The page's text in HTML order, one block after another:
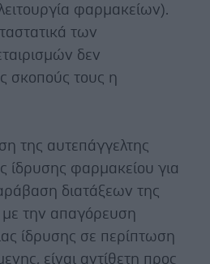
φαρμακείων).
των
δεν
σκοπούς τους η
της αυτεπάγγελτης
ίδρυσης φαρμακείου για
διατάξεων της
την απαγόρευση
ίδρυσης σε περίπτωση
είναι αντίθετη προς